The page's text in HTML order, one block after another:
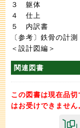
３ 躯体
４ 仕上
５ 内訳書
〔参考〕鉄骨の計
＜設計図編＞
関連図書
この図書は現在品
はお受けできません